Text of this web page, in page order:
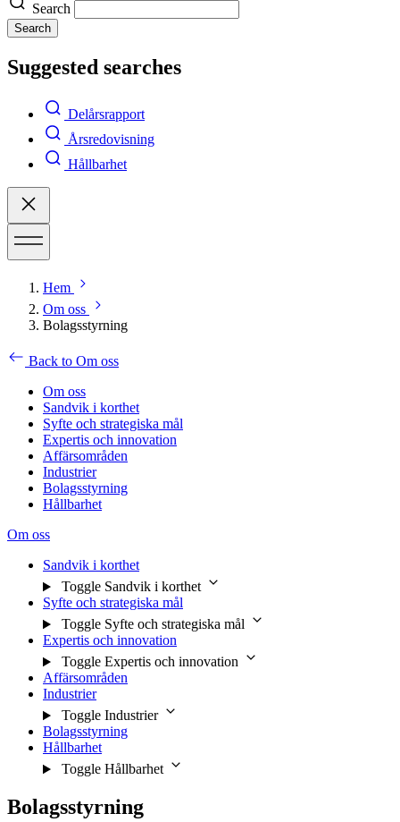
Search
Search
Suggested searches
Delårsrapport
Årsredovisning
Hållbarhet
Hem
Om oss
Bolagsstyrning
Back to Om oss
Om oss
Sandvik i korthet
Syfte och strategiska mål
Expertis och innovation
Affärsområden
Industrier
Bolagsstyrning
Hållbarhet
Om oss
Sandvik i korthet
Toggle Sandvik i korthet
Syfte och strategiska mål
Toggle Syfte och strategiska mål
Expertis och innovation
Toggle Expertis och innovation
Affärsområden
Industrier
Toggle Industrier
Bolagsstyrning
Hållbarhet
Toggle Hållbarhet
Bolagsstyrning